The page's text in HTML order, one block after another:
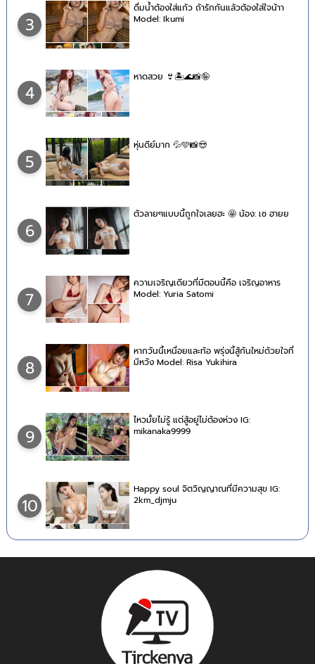
3
ดื่มน้ำต้องใส่แก้ว ถ้ารักกันแล้วต้องใส่ใจน้าา
Model: Ikumi
4
หาดสวย 👙🏝🌊📸🤪
5
หุ่นดีย์มาก 💦🩵📸😍
6
ตัวลายๆแบบนี้ถูกใจเลยฮะ 🤩 น้อง: เซ ฮายย
7
ความเจริญเดียวที่มีตอนนี้คือ เจริญอาหาร
Model: Yuria Satomi
8
หากวันนี้เหนื่อยและท้อ พรุ่งนี้สู้กันใหม่ด้วยใจที่
มีหวัง Model: Risa Yukihira
9
ไหวมั้ยไม่รู้ แต่สู้อยู่ไม่ต้องห่วง IG:
mikanaka9999
10
Happy soul จิตวิญญาณที่มีความสุข IG:
2km_djmju